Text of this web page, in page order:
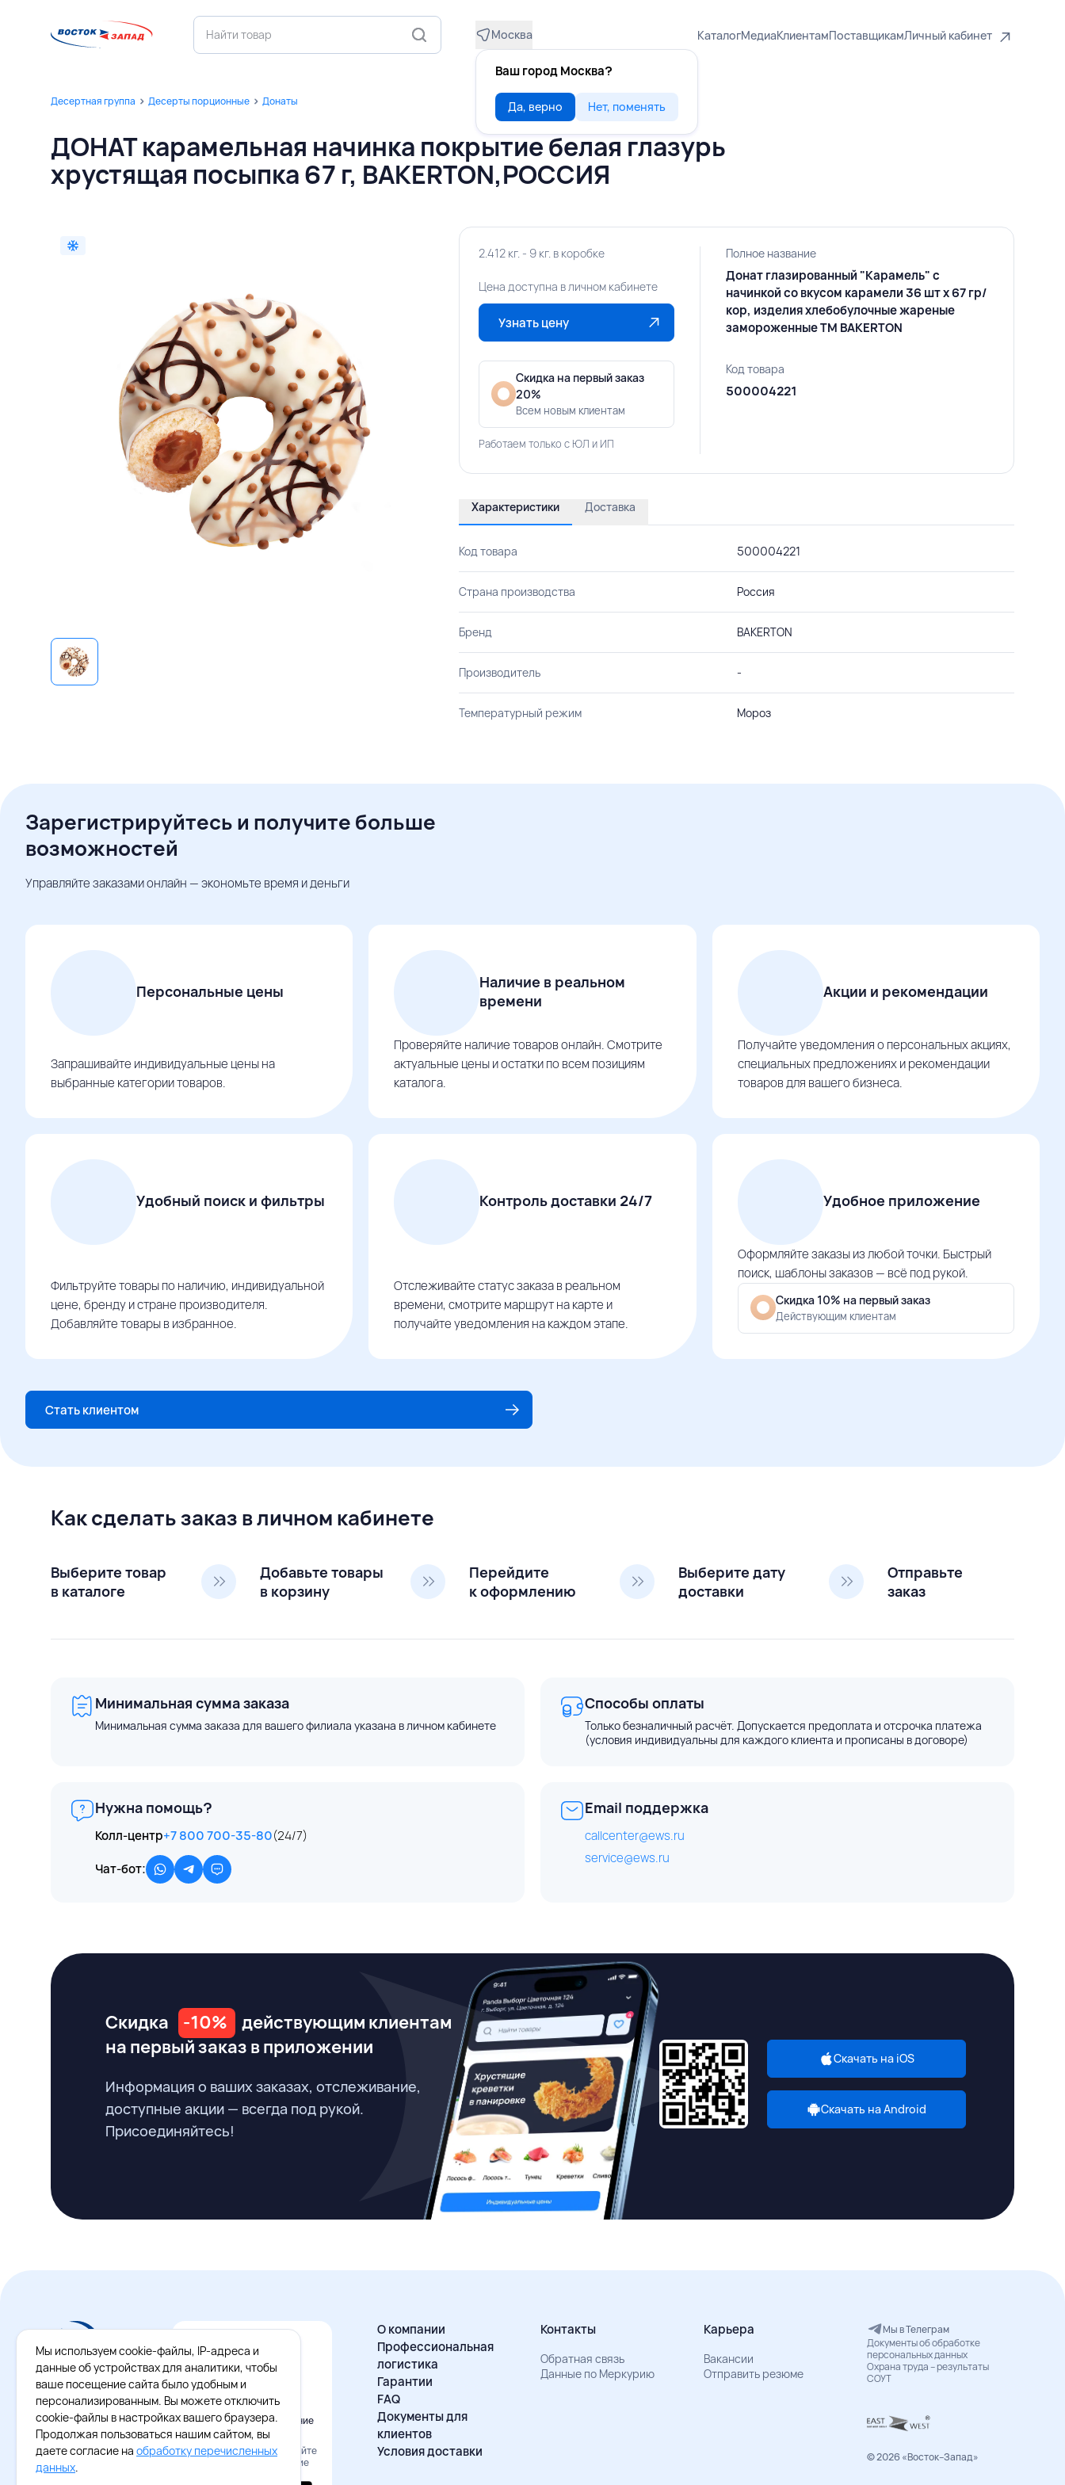
Москва
Ваш город Москва?
Да, верно Нет, поменять
КаталогМедиаКлиентамПоставщикамЛичный кабинет
Десертная группа Десерты порционные Донаты
ДОНАТ карамельная начинка покрытие белая глазурь
хрустящая посыпка 67 г, BAKERTON,РОССИЯ
2.412 кг. - 9 кг. в коробке
Цена доступна в личном кабинете
Узнать цену
Скидка на первый заказ
20%
Всем новым клиентам
Работаем только с ЮЛ и ИП
Полное название
Донат глазированный "Карамель" с
начинкой со вкусом карамели 36 шт х 67 гр/
кор, изделия хлебобулочные жареные
замороженные TM BAKERTON
Код товара
500004221
Характеристики Доставка
Код товара 500004221
Страна производства Россия
Бренд BAKERTON
Производитель -
Температурный режим Мороз
Зарегистрируйтесь и получите больше
возможностей
Управляйте заказами онлайн — экономьте время и деньги
Персональные цены
Запрашивайте индивидуальные цены на
выбранные категории товаров.
Наличие в реальном
времени
Проверяйте наличие товаров онлайн. Смотрите
актуальные цены и остатки по всем позициям
каталога.
Акции и рекомендации
Получайте уведомления о персональных акциях,
специальных предложениях и рекомендации
товаров для вашего бизнеса.
Удобный поиск и фильтры
Фильтруйте товары по наличию, индивидуальной
цене, бренду и стране производителя.
Добавляйте товары в избранное.
Контроль доставки 24/7
Отслеживайте статус заказа в реальном
времени, смотрите маршрут на карте и
получайте уведомления на каждом этапе.
Удобное приложение
Оформляйте заказы из любой точки. Быстрый
поиск, шаблоны заказов — всё под рукой.
Скидка 10% на первый заказ
Действующим клиентам
Стать клиентом
Как сделать заказ в личном кабинете
Выберите товар
в каталоге
Добавьте товары
в корзину
Перейдите
к оформлению
Выберите дату
доставки
Отправьте
заказ
Минимальная сумма заказа
Минимальная сумма заказа для вашего филиала указана в личном кабинете
Способы оплаты
Только безналичный расчёт. Допускается предоплата и отсрочка платежа
(условия индивидуальны для каждого клиента и прописаны в договоре)
Нужна помощь?
Колл-центр+7 800 700-35-80(24/7)
Чат-бот:
Email поддержка
callcenter@ews.ru
service@ews.ru
Скидка -10%
действующим клиентам
на первый заказ в приложении
Информация о ваших заказах, отслеживание,
доступные акции — всегда под рукой.
Присоединяйтесь!
Скачать на iOS
Скачать на Android
Официальное приложение
Восток - Запад
Наведите камеру и скачайте
бесплатное приложение
О компании
Профессиональная
логистика
Гарантии
FAQ
Документы для
клиентов
Условия доставки
Контакты
Обратная связь
Данные по Меркурию
Карьера
Вакансии
Отправить резюме
Мы в Телеграм
Документы об обработке
персональных данных
Охрана труда – результаты
СОУТ
© 2026 «Восток–Запад»
Мы используем cookie-файлы, IP-адреса и
данные об устройствах для аналитики, чтобы
ваше посещение сайта было удобным и
персонализированным. Вы можете отключить
cookie-файлы в настройках вашего браузера.
Продолжая пользоваться нашим сайтом, вы
даете согласие на обработку перечисленных
данных.